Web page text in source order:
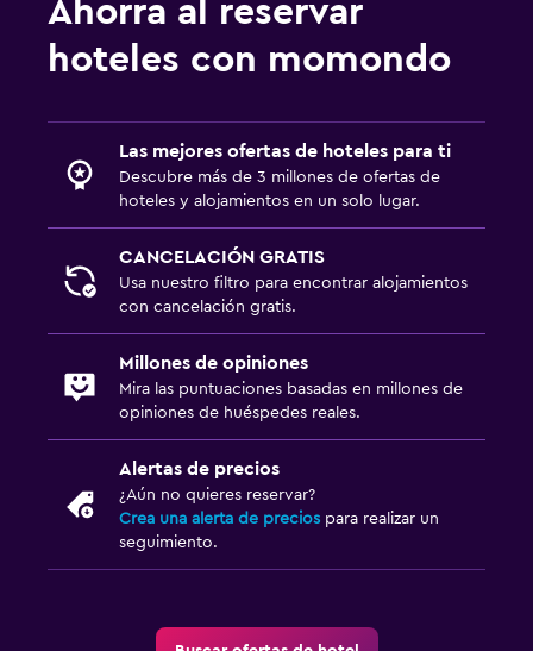
Ahorra al reservar
hoteles con momondo
Las mejores ofertas de hoteles para ti
Descubre más de 3 millones de ofertas de
hoteles y alojamientos en un solo lugar.
CANCELACIÓN GRATIS
Usa nuestro filtro para encontrar alojamientos
con cancelación gratis.
Millones de opiniones
Mira las puntuaciones basadas en millones de
opiniones de huéspedes reales.
Alertas de precios
¿Aún no quieres reservar?
Crea una alerta de precios para realizar un
seguimiento.